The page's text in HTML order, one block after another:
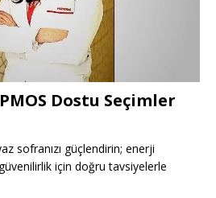
Dostu Seçimler
sofranızı güçlendirin; enerji
için doğru tavsiyelerle